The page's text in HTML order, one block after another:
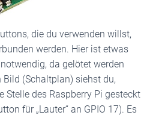
die du verwenden willst,
werden. Hier ist etwas
da gelötet werden
(Schaltplan) siehst du,
Stelle des Raspberry Pi gesteckt
für „Lauter“ an GPIO 17). Es